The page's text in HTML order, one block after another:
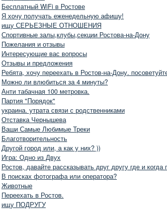
Бесплатный WiFi в Ростове
Я хочу получать еженедельную афишу!
ищу СЕРЬЕЗНЫЕ ОТНОШЕНИЯ
Спортивные залы,клубы,секции Ростова-на-Дону
Пожелания и отзывы
Интересующие вас вопросы
Отзывы и предложения
Ребята, хочу переехать в Ростов-на-Дону.
Можно ли влюбиться за 4 минуты?
Анти табачная 100 метровка.
Партия "Порядок"
украина. утрата связи с родственниками
Отставка Чернышева
Ваши Самые Любимые Треки
Благотворительность
Другой город или, а как у них? ))
Игра: Одно из Двух
Ростов, давайте рассказывать друг другу где и
В поисках фотографа или оператора?
Животные
Переехать в Ростов.
ищу ПОДРУГУ